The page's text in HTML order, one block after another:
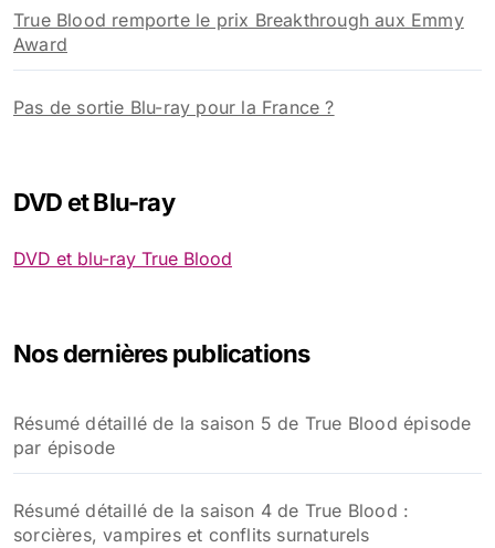
True Blood remporte le prix Breakthrough aux Emmy
Award
Pas de sortie Blu-ray pour la France ?
DVD et Blu-ray
DVD et blu-ray True Blood
Nos dernières publications
Résumé détaillé de la saison 5 de True Blood épisode
par épisode
Résumé détaillé de la saison 4 de True Blood :
sorcières, vampires et conflits surnaturels